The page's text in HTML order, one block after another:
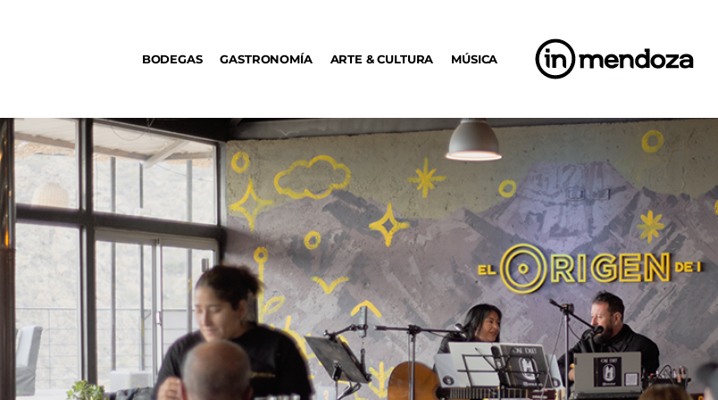
BODEGAS GASTRONOMÍA ARTE & CULTURA MÚSICA
MÚSICA
DÓNDE IR
TENDENCIAS
ARQ & DISEÑO
AGENDA